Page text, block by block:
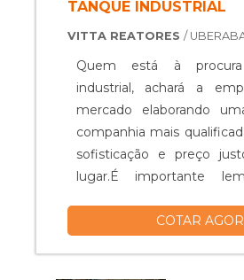
TANQUE INDUSTRIAL
VITTA REATORES /
Quem está à
industrial, achará a
mercado elaborando
companhia mais
sofisticação e preço
lugar.É importante
empresas
COTAR